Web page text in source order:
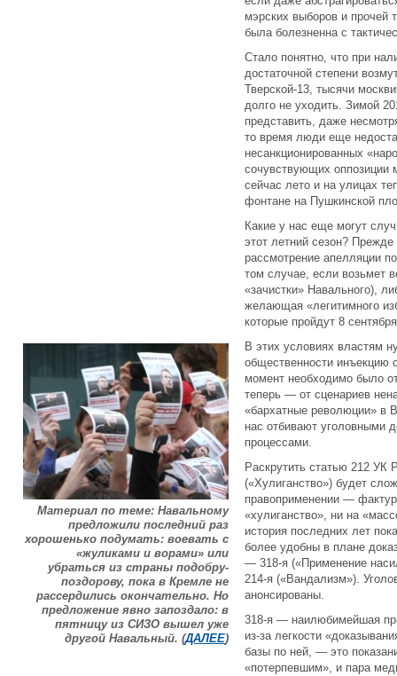
мэрских выборов и прочей
была болезненна с
Стало понятно, что при
достаточной степени
Тверской-13, тысячи
долго не уходить. Зимой
представить, даже
то время люди еще
несанкционированных
сочувствующих оппозиции
сейчас лето и на улицах
фонтане на Пушкинской
Какие у нас еще могут
этот летний сезон?
рассмотрение апелляции
том случае, если возьмет
«зачистки» Навального),
желающая «легитимного
которые пройдут 8
Материал по теме: Навальному
предложили последний раз
хорошенько подумать: воевать с
«жуликами и ворами» или
убраться из страны подобру-
поздорову, пока в Кремле не
рассердились окончательно. Но
предложение явно запоздало: в
пятницу из СИЗО вышел уже
другой Навальный. (ДАЛЕЕ)
В этих условиях властям
общественности инъекцию
момент необходимо было
теперь — от сценариев
«бархатные революции» в
нас отбивают уголовными
процессами.
Раскрутить статью 212 УК
(«Хулиганство») будет
правоприменении —
«хулиганство», ни на
история последних лет
более удобны в плане
— 318-я («Применение
214-я («Вандализм»).
анонсированы.
318-я — наилюбимейшая
из-за легкости
базы по ней, — это
«потерпевшим», и пара